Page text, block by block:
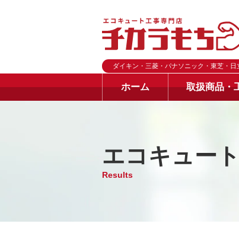
ダイキン・三菱・パナソニック・東芝・日
ホーム 取扱商品・
エコキュー
Results